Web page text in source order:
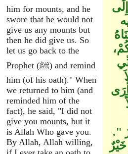
him for mounts, and he
swore that he would not
give us any mounts but
then he did give us. So
let us go back to the
Prophet (ﷺ) and remind
him (of his oath)." When
we returned to him (and
reminded him of the
fact), he said, "I did not
give you mounts, but it
is Allah Who gave you.
By Allah, Allah willing,
‏"‏‏.‏